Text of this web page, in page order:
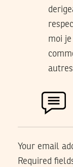
moi
Your email
Required